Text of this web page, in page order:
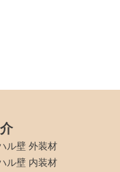
ル壁 外装材
ル壁 内装材